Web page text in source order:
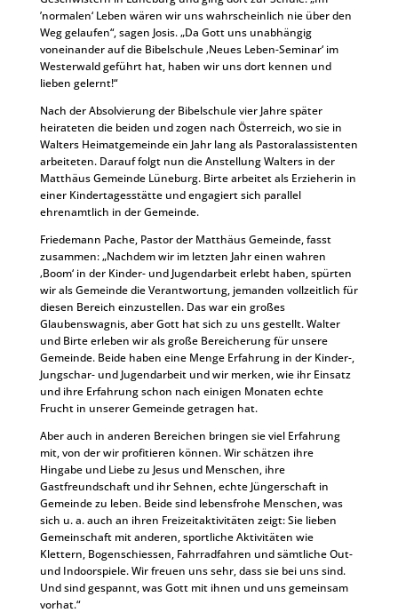
’normalen‘ Leben wären wir uns wahrscheinlich nie über den
Weg gelaufen“, sagen Josis. „Da Gott uns unabhängig
voneinander auf die Bibelschule ‚Neues Leben-Seminar‘ im
Westerwald geführt hat, haben wir uns dort kennen und
lieben gelernt!“
Nach der Absolvierung der Bibelschule vier Jahre später
heirateten die beiden und zogen nach Österreich, wo sie in
Walters Heimatgemeinde ein Jahr lang als Pastoralassistenten
arbeiteten. Darauf folgt nun die Anstellung Walters in der
Matthäus Gemeinde Lüneburg. Birte arbeitet als Erzieherin in
einer Kindertagesstätte und engagiert sich parallel
ehrenamtlich in der Gemeinde.
Friedemann Pache, Pastor der Matthäus Gemeinde, fasst
zusammen: „Nachdem wir im letzten Jahr einen wahren
‚Boom‘ in der Kinder- und Jugendarbeit erlebt haben, spürten
wir als Gemeinde die Verantwortung, jemanden vollzeitlich für
diesen Bereich einzustellen. Das war ein großes
Glaubenswagnis, aber Gott hat sich zu uns gestellt. Walter
und Birte erleben wir als große Bereicherung für unsere
Gemeinde. Beide haben eine Menge Erfahrung in der Kinder-,
Jungschar- und Jugendarbeit und wir merken, wie ihr Einsatz
und ihre Erfahrung schon nach einigen Monaten echte
Frucht in unserer Gemeinde getragen hat.
Aber auch in anderen Bereichen bringen sie viel Erfahrung
mit, von der wir profitieren können. Wir schätzen ihre
Hingabe und Liebe zu Jesus und Menschen, ihre
Gastfreundschaft und ihr Sehnen, echte Jüngerschaft in
Gemeinde zu leben. Beide sind lebensfrohe Menschen, was
sich u. a. auch an ihren Freizeitaktivitäten zeigt: Sie lieben
Gemeinschaft mit anderen, sportliche Aktivitäten wie
Klettern, Bogenschiessen, Fahrradfahren und sämtliche Out-
und Indoorspiele. Wir freuen uns sehr, dass sie bei uns sind.
Und sind gespannt, was Gott mit ihnen und uns gemeinsam
vorhat.“